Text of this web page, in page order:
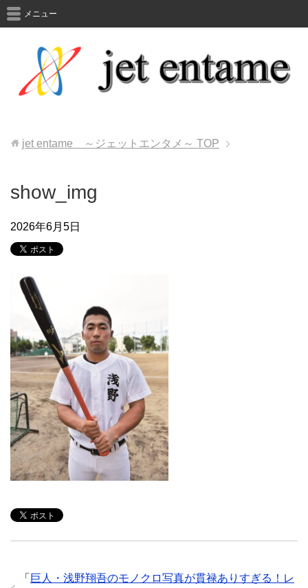
メニュー
jet entame ～ジェットエンタメ～ TOP
show_img
2026年6月5日
「 巨人・浅野翔吾のモノクロ写真が貫禄ありすぎる！レ